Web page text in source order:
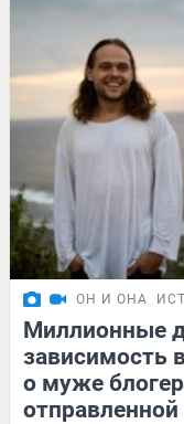
ОН И ОНА
Миллионные
зависимость
о муже